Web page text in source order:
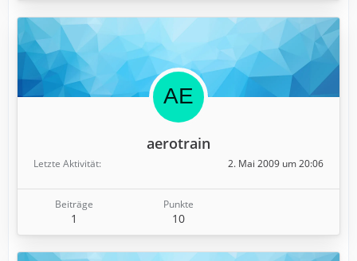
aerotrain
Letzte Aktivität 2. Mai 2009 um 20:06
Beiträge
1
Punkte
10